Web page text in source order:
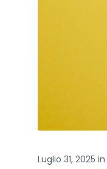
Luglio 31, 2025 in